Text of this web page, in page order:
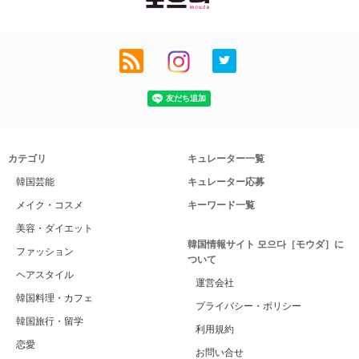
カテゴリ
韓国芸能
メイク・コスメ
美容・ダイエット
ファッション
ヘアスタイル
韓国料理・カフェ
韓国旅行・留学
恋愛
キュレーター一覧
キュレーター応募
キーワード一覧
韓国情報サイト 모으다［モウダ］に
ついて
運営会社
プライバシー・ポリシー
利用規約
お問い合せ